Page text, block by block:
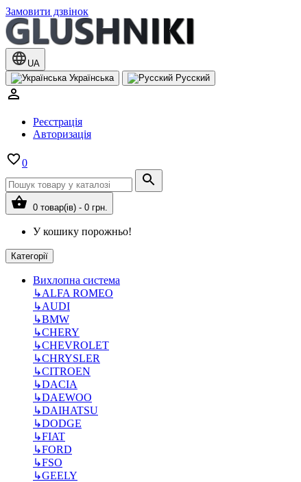
Замовити дзвінок
UA
Українська
Русский
Реєстрація
Авторизація
0
0 товар(ів) - 0 грн.
У кошику порожньо!
Категорії
Вихлопна система
↳ALFA ROMEO
↳AUDI
↳BMW
↳CHERY
↳CHEVROLET
↳CHRYSLER
↳CITROEN
↳DACIA
↳DAEWOO
↳DAIHATSU
↳DODGE
↳FIAT
↳FORD
↳FSO
↳GEELY